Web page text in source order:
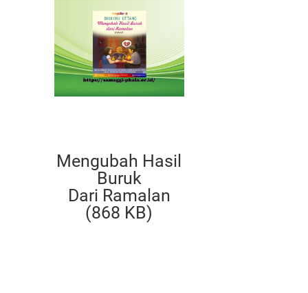
Mengubah Hasil
Buruk
Dari Ramalan
(868 KB)